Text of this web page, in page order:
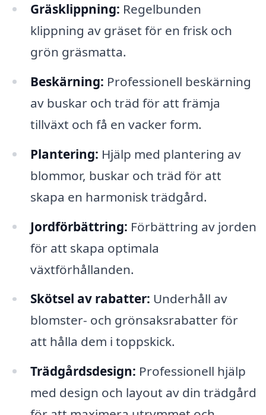
Gräsklippning: Regelbunden
klippning av gräset för en frisk och
grön gräsmatta.
Beskärning: Professionell beskärning
av buskar och träd för att främja
tillväxt och få en vacker form.
Plantering: Hjälp med plantering av
blommor, buskar och träd för att
skapa en harmonisk trädgård.
Jordförbättring: Förbättring av jorden
för att skapa optimala
växtförhållanden.
Skötsel av rabatter: Underhåll av
blomster- och grönsaksrabatter för
att hålla dem i toppskick.
Trädgårdsdesign: Professionell hjälp
med design och layout av din trädgård